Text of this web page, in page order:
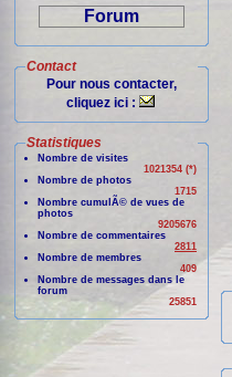
Forum
Contact
Pour nous contacter,
cliquez ici :
Statistiques
Nombre de visites
1021354 (*)
Nombre de photos
1715
Nombre cumulÃ© de vues de
photos
9205676
Nombre de commentaires
2811
Nombre de membres
409
Nombre de messages dans le
forum
25851